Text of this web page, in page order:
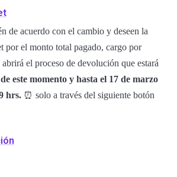
de acuerdo con el cambio y deseen la
por el monto total pagado, cargo por
el proceso de devolución que estará
este momento y hasta el 17 de marzo
hrs. ⏰ solo a través del siguiente botón